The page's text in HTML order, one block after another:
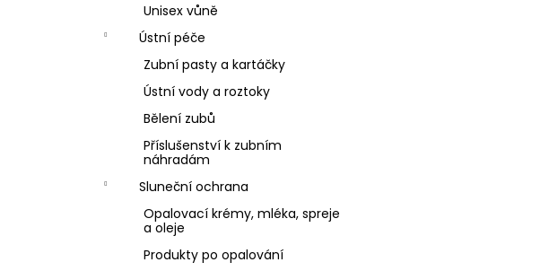
Unisex vůně
Ústní péče
Zubní pasty a kartáčky
Ústní vody a roztoky
Bělení zubů
Příslušenství k zubním
náhradám
Sluneční ochrana
Opalovací krémy, mléka, spreje
a oleje
Produkty po opalování